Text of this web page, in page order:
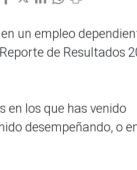
un empleo
de Resultados
en los que has venido
desempeñando, o